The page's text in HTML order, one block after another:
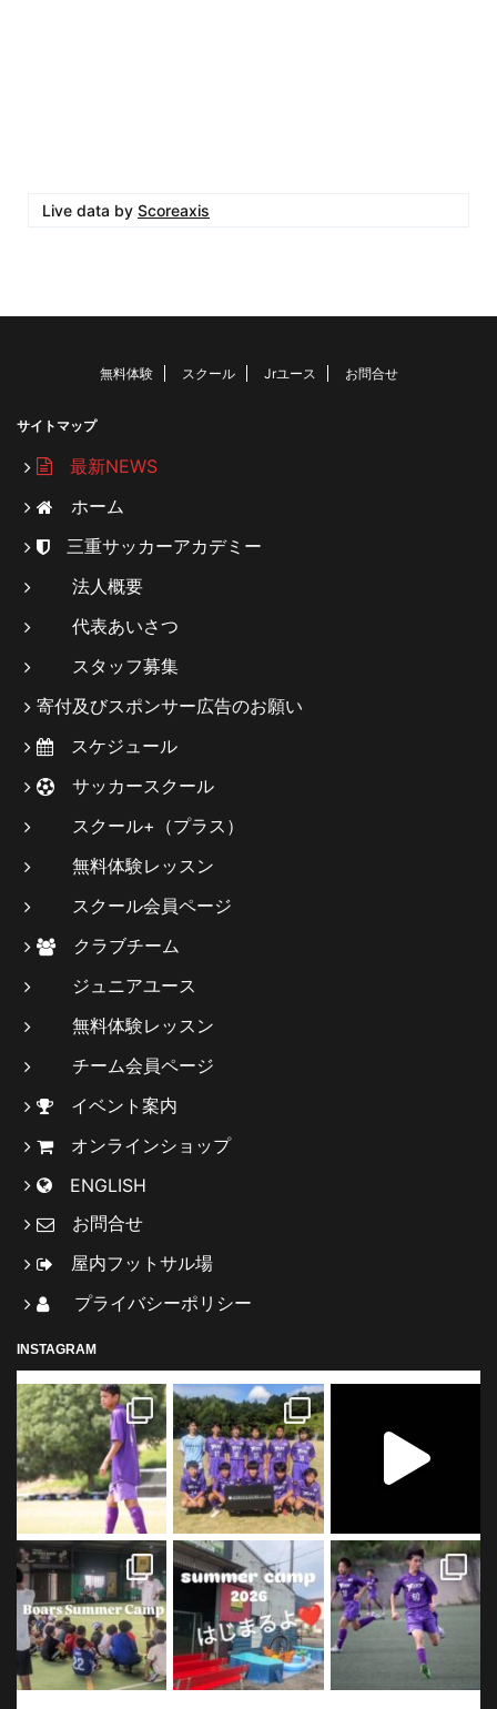
Live data by Scoreaxis
無料体験 スクール Jrユース お問合せ
サイトマップ
最新NEWS
ホーム
三重サッカーアカデミー
法人概要
代表あいさつ
スタッフ募集
寄付及びスポンサー広告のお願い
スケジュール
サッカースクール
スクール+（プラス）
無料体験レッスン
スクール会員ページ
クラブチーム
ジュニアユース
無料体験レッスン
チーム会員ページ
イベント案内
オンラインショップ
ENGLISH
お問合せ
屋内フットサル場
プライバシーポリシー
INSTAGRAM